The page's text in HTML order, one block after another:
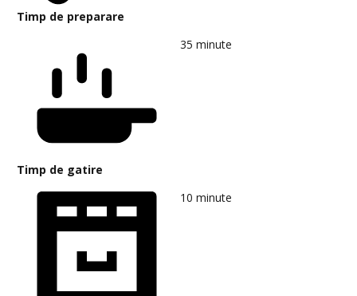
Timp de preparare
Timp de gatire
35 minute
10 minute